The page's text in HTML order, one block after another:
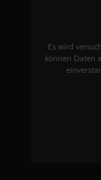
Es wird
können Daten